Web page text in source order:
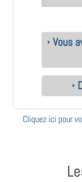
Vous
Cliquez ici pour